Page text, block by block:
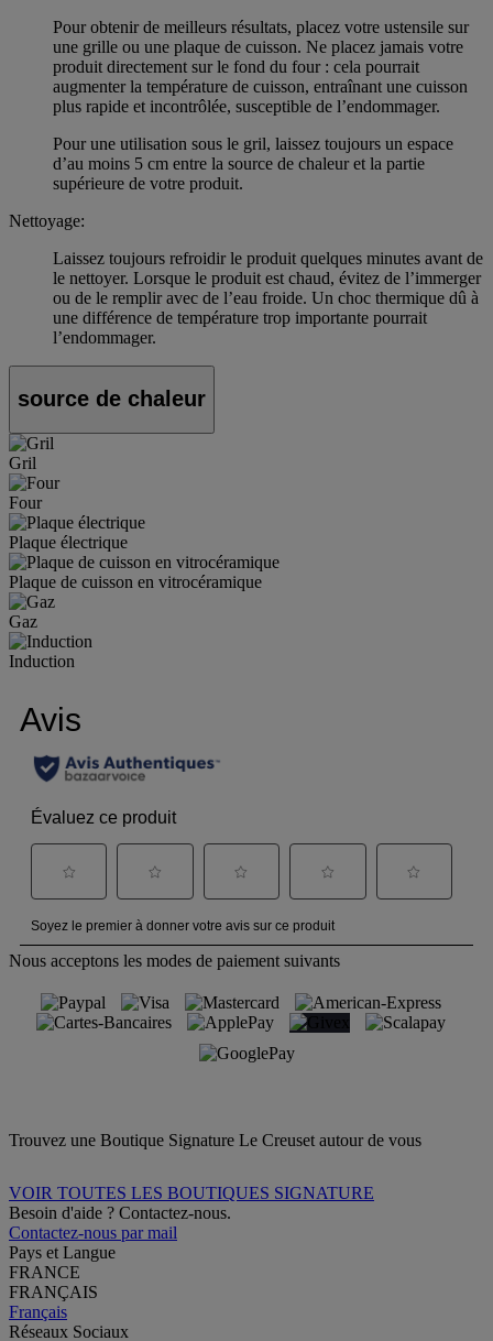
Pour obtenir de meilleurs résultats, placez votre ustensile sur
une grille ou une plaque de cuisson. Ne placez jamais votre
produit directement sur le fond du four : cela pourrait
augmenter la température de cuisson, entraînant une cuisson
plus rapide et incontrôlée, susceptible de l’endommager.
Pour une utilisation sous le gril, laissez toujours un espace
d’au moins 5 cm entre la source de chaleur et la partie
supérieure de votre produit.
Nettoyage:
Laissez toujours refroidir le produit quelques minutes avant de
le nettoyer. Lorsque le produit est chaud, évitez de l’immerger
ou de le remplir avec de l’eau froide. Un choc thermique dû à
une différence de température trop importante pourrait
l’endommager.
source de chaleur
Gril
Four
Plaque électrique
Plaque de cuisson en vitrocéramique
Gaz
Induction
Nous acceptons les modes de paiement suivants
Trouvez une Boutique Signature Le Creuset autour de vous
VOIR TOUTES LES BOUTIQUES SIGNATURE
Besoin d'aide ? Contactez-nous.
Contactez-nous par mail
Pays et Langue
FRANCE
FRANÇAIS
Français
Réseaux Sociaux